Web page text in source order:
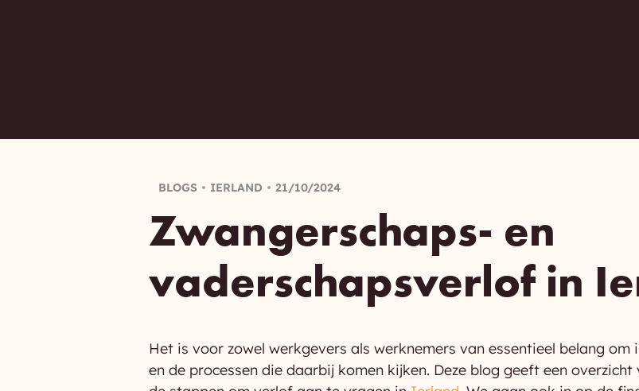
BLOGS IERLAND 21/10/2024
Zwangerschaps- en
vaderschapsverlof in
Het is voor zowel werkgevers als werknemers van essentieel belang om
en de processen die daarbij komen kijken. Deze blog geeft een